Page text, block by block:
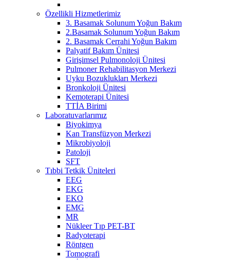
Özellikli Hizmetlerimiz
3. Basamak Solunum Yoğun Bakım
2.Basamak Solunum Yoğun Bakım
2. Basamak Cerrahi Yoğun Bakım
Palyatif Bakım Ünitesi
Girişimsel Pulmonoloji Ünitesi
Pulmoner Rehabilitasyon Merkezi
Uyku Bozuklukları Merkezi
Bronkoloji Ünitesi
Kemoterapi Ünitesi
TTİA Birimi
Laboratuvarlarımız
Biyokimya
Kan Transfüzyon Merkezi
Mikrobiyoloji
Patoloji
SFT
Tıbbi Tetkik Üniteleri
EEG
EKG
EKO
EMG
MR
Nükleer Tıp PET-BT
Radyoterapi
Röntgen
Tomografi